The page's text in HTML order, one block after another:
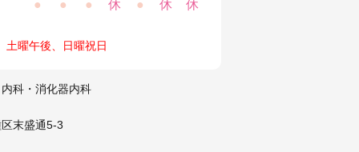
● ● ● 休 ● 休 休
土曜午後、日曜祝日
科・消化器内科
末盛通5-3